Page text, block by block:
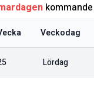
Veckodag
Lördag